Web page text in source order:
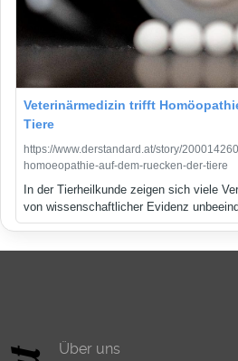
Veterinärmedizin trifft
Tiere
https://www.derstandard.at/story/
homoeopathie-auf-dem-ruecken-der-tiere
In der Tierheilkunde zeigen sich viele
von wissenschaftlicher Evidenz
Über uns